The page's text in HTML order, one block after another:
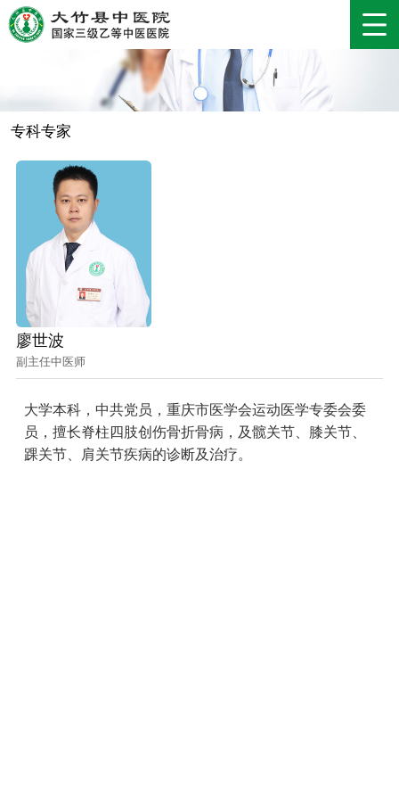
专科专家
廖世波
副主任中医师
大学本科，中共党员，重庆市医学会运动医学专委会委
员，擅长脊柱四肢创伤骨折骨病，及髋关节、膝关节、
踝关节、肩关节疾病的诊断及治疗。